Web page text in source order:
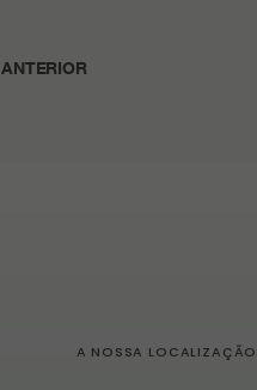
ANTERIOR
A NOSSA LOCALIZAÇÃO